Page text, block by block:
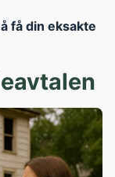
få din eksakte